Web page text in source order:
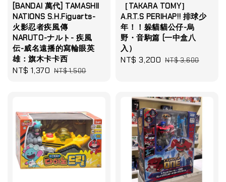
[BANDAI 萬代] TAMASHII
NATIONS S.H.Figuarts-
火影忍者疾風傳
NARUTO-ナルト- 疾風
伝-威名遠播的寫輪眼英
雄：旗木卡卡西
Sale
NT$ 1,370 Regular
NT$ 1,500
［TAKARA TOMY］
A.R.T.S PERIHAP!! 排球少
年！！躲貓貓公仔-烏
野・音駒篇 (一中盒八
入）
Sale
NT$ 3,200 Regular
NT$ 3,600